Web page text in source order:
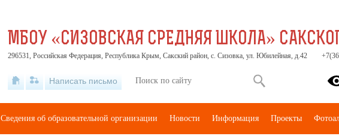
МБОУ «СИЗОВСКАЯ СРЕДНЯЯ ШКОЛА»
296531, Российская Федерация, Республика Крым, Сакский район, с. Сизовка, ул. Юбилейная, д.42
Написать письмо
Сведения об образовательной организации Новости Информация Проекты